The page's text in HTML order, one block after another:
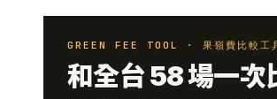
GREEN FEE TOOL · 果嶺費比較工
和全台 58 場一次